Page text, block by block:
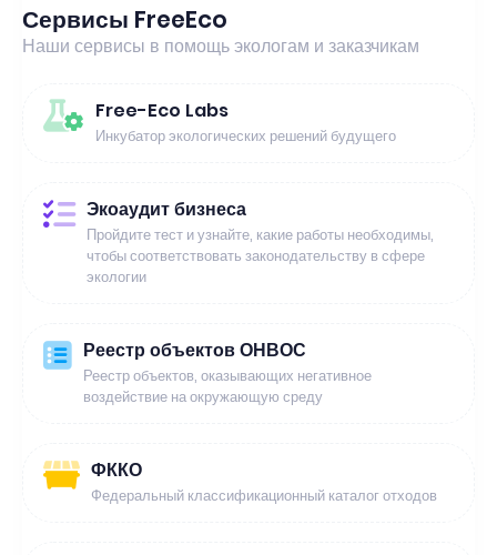
Сервисы FreeEco
Наши сервисы в помощь экологам и заказчикам
Free-Eco Labs
Инкубатор экологических решений будущего
Экоаудит бизнеса
Пройдите тест и узнайте, какие работы необходимы,
чтобы соответствовать законодательству в сфере
экологии
Реестр объектов ОНВОС
Реестр объектов, оказывающих негативное
воздействие на окружающую среду
ФККО
Федеральный классификационный каталог отходов